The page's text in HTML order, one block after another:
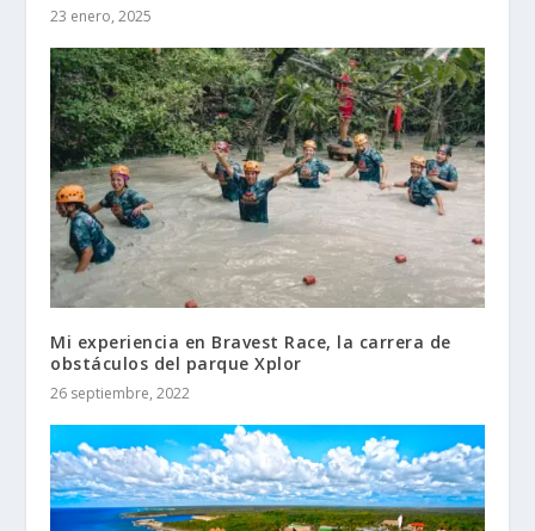
23 enero, 2025
Mi experiencia en Bravest Race, la carrera de
obstáculos del parque Xplor
26 septiembre, 2022